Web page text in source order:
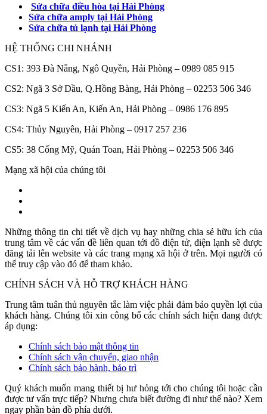
Sửa chữa điều hòa tại Hải Phòng
Sửa chữa amply tại Hải Phòng
Sửa chữa tủ lạnh tại Hải Phòng
HỆ THỐNG CHI NHÁNH
CS1: 393 Đà Nẵng, Ngô Quyền, Hải Phòng – 0989 085 915
CS2: Ngã 3 Sở Dầu, Q.Hồng Bàng, Hải Phòng – 02253 506 346
CS3: Ngã 5 Kiến An, Kiến An, Hải Phòng – 0986 176 895
CS4: Thủy Nguyên, Hải Phòng – 0917 257 236
CS5: 38 Cống Mỹ, Quán Toan, Hải Phòng – 02253 506 346
Mạng xã hội của chúng tôi
Những thông tin chi tiết về dịch vụ hay những chia sẻ hữu ích của
trung tâm về các vấn đề liên quan tới đồ điện tử, điện lạnh sẽ được
đăng tải lên website và các trang mạng xã hội ở trên. Mọi người có
thể truy cập vào đó để tham khảo.
CHÍNH SÁCH VÀ HỖ TRỢ KHÁCH HÀNG
Trung tâm tuân thủ nguyên tắc làm việc phải đảm bảo quyền lợi của
khách hàng. Chúng tôi xin công bố các chính sách hiện đang được
áp dụng:
Chính sách bảo mật thông tin
Chính sách vận chuyển, giao nhận
Chính sách bảo hành, bảo trì
Quý khách muốn mang thiết bị hư hỏng tới cho chúng tôi hoặc cần
được tư vấn trực tiếp? Nhưng chưa biết đường đi như thế nào? Xem
ngay phần bản đồ phía dưới.